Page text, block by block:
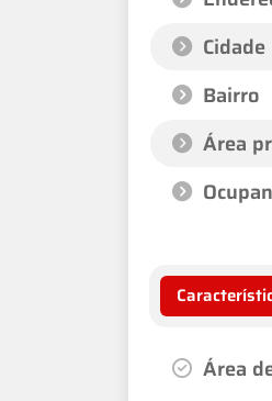
Cidade
Bairro
Área
Área